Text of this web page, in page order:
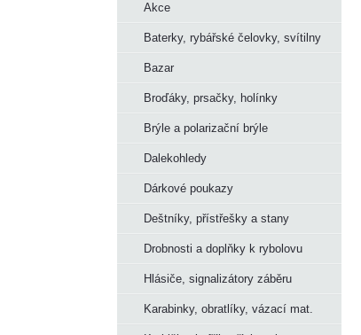
Akce
Baterky, rybářské čelovky, svítilny
Bazar
Broďáky, prsačky, holínky
Brýle a polarizační brýle
Dalekohledy
Dárkové poukazy
Deštníky, přístřešky a stany
Drobnosti a doplňky k rybolovu
Hlásiče, signalizátory záběru
Karabinky, obratlíky, vázací mat.